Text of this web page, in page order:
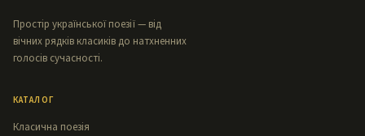
Простір української поезії — від
вічних рядків класиків до натхненних
голосів сучасності.
КАТАЛОГ
Класична поезія